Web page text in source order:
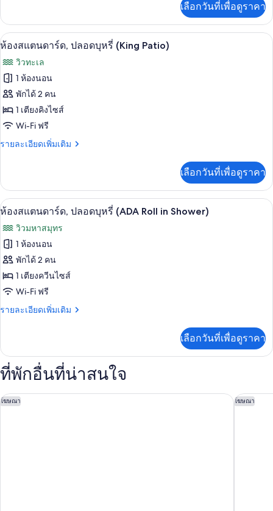
บุหรี่
(King
3rd
Floor
Balcony)
เกี่ยว
กับ
ห้อง
ปลอด
บุหรี่
(King
3rd
Floor
Balcony)
เลือกวันที่เพื่อดูราคา
เปิด
ภาพถ่าย
ทั้งหมด
ของ
ห้อง
สแตนดาร์ด,
ปลอด
(King
Patio)
ห้องสแตนดาร์ด, ปลอดบุหรี่ (King
4
ห้องสแตนดาร์ด, ปลอดบุหรี่ (King Patio)
วิวทะเล
1 ห้องนอน
พักได้ 2 คน
1 เตียงคิงไซส์
Wi-Fi ฟรี
รายละเอียดเพิ่มเติม
ราย
เกี่ยว
กับ
ห้อง
ปลอด
บุหรี่
(King
Patio)
เลือกวันที่เพื่อดูราคา
เปิด
ภาพถ่าย
ทั้งหมด
ของ
ห้อง
สแตนดาร์ด,
ปลอด
(ADA
Roll
in
ห้องสแตนดาร์ด, ปลอดบุหรี่ (ADA Roll
3
ห้องสแตนดาร์ด, ปลอดบุหรี่ (ADA Roll in Shower)
วิวมหาสมุทร
1 ห้องนอน
พักได้ 2 คน
1 เตียงควีนไซส์
Wi-Fi ฟรี
รายละเอียดเพิ่มเติม
ราย
เกี่ยว
กับ
ห้อง
ปลอด
บุหรี่
เลือกวันที่เพื่อดูราคา
ที่พักอื่นที่น่าสนใจ
โฆษณา
อมันซี โฮเทล, แอน แอสเซนด์ คอลเลคชั่น โฮเทล โฆษณา
แฮมป์ตัน